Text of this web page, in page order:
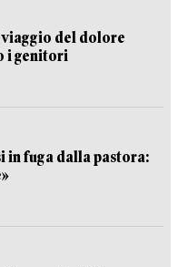
del dolore
i genitori
in fuga dalla pastora: